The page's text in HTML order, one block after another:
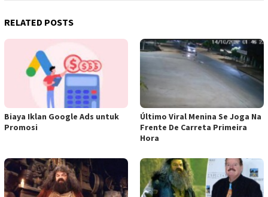
RELATED POSTS
Biaya Iklan Google Ads untuk
Promosi
Último Viral Menina Se Joga Na
Frente De Carreta Primeira
Hora